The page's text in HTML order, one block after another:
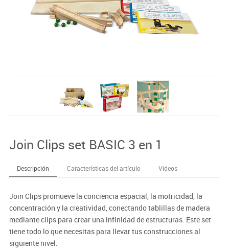
Join Clips set BASIC 3 en 1
Descripción Características del artículo Vídeos
Join Clips promueve la conciencia espacial, la motricidad, la
concentración y la creatividad, conectando tablillas de madera
mediante clips para crear una infinidad de estructuras. Este set
tiene todo lo que necesitas para llevar tus construcciones al
siguiente nivel.